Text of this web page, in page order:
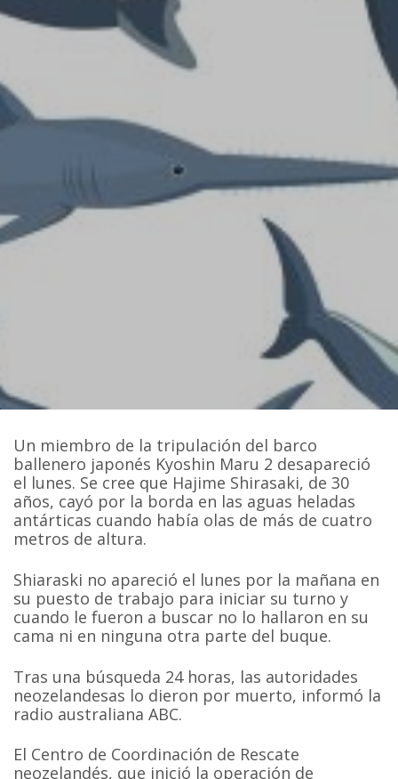
Un miembro de la tripulación del barco
ballenero japonés Kyoshin Maru 2 desapareció
el lunes. Se cree que Hajime Shirasaki, de 30
años, cayó por la borda en las aguas heladas
antárticas cuando había olas de más de cuatro
metros de altura.
Shiaraski no apareció el lunes por la mañana en
su puesto de trabajo para iniciar su turno y
cuando le fueron a buscar no lo hallaron en su
cama ni en ninguna otra parte del buque.
Tras una búsqueda 24 horas, las autoridades
neozelandesas lo dieron por muerto, informó la
radio australiana ABC.
El Centro de Coordinación de Rescate
neozelandés, que inició la operación de